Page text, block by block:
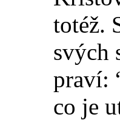
totéž.
svých
praví:
co je